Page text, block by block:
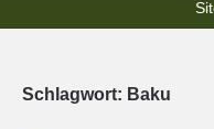
Schlagwort: Baku